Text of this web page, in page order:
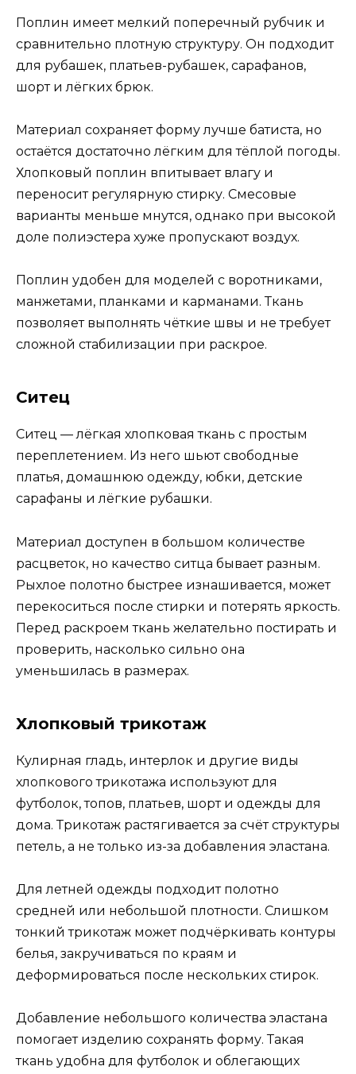
Поплин имеет мелкий поперечный рубчик и
сравнительно плотную структуру. Он подходит
для рубашек, платьев-рубашек, сарафанов,
шорт и лёгких брюк.
Материал сохраняет форму лучше батиста, но
остаётся достаточно лёгким для тёплой погоды.
Хлопковый поплин впитывает влагу и
переносит регулярную стирку. Смесовые
варианты меньше мнутся, однако при высокой
доле полиэстера хуже пропускают воздух.
Поплин удобен для моделей с воротниками,
манжетами, планками и карманами. Ткань
позволяет выполнять чёткие швы и не требует
сложной стабилизации при раскрое.
Ситец
Ситец — лёгкая хлопковая ткань с простым
переплетением. Из него шьют свободные
платья, домашнюю одежду, юбки, детские
сарафаны и лёгкие рубашки.
Материал доступен в большом количестве
расцветок, но качество ситца бывает разным.
Рыхлое полотно быстрее изнашивается, может
перекоситься после стирки и потерять яркость.
Перед раскроем ткань желательно постирать и
проверить, насколько сильно она
уменьшилась в размерах.
Хлопковый трикотаж
Кулирная гладь, интерлок и другие виды
хлопкового трикотажа используют для
футболок, топов, платьев, шорт и одежды для
дома. Трикотаж растягивается за счёт структуры
петель, а не только из-за добавления эластана.
Для летней одежды подходит полотно
средней или небольшой плотности. Слишком
тонкий трикотаж может подчёркивать контуры
белья, закручиваться по краям и
деформироваться после нескольких стирок.
Добавление небольшого количества эластана
помогает изделию сохранять форму. Такая
ткань удобна для футболок и облегающих